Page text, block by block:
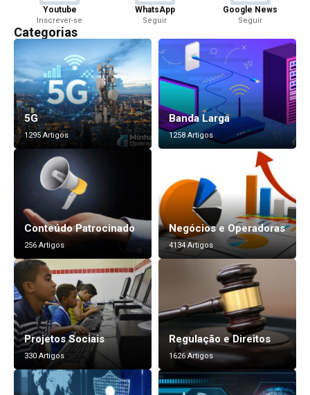
Youtube
Inscrever-se
WhatsApp
Seguir
Google News
Seguir
Categorias
5G
1295 Artigos
Banda Larga
1258 Artigos
Conteúdo Patrocinado
256 Artigos
Negócios e Operadoras
4134 Artigos
Projetos Sociais
330 Artigos
Regulação e Direitos
1626 Artigos